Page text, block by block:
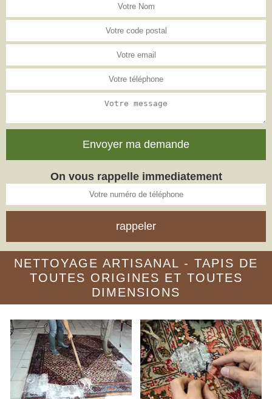
On vous rappelle immediatement
NETTOYAGE ARTISANAL - TAPIS DE
TOUTES ORIGINES ET TOUTES
DIMENSIONS